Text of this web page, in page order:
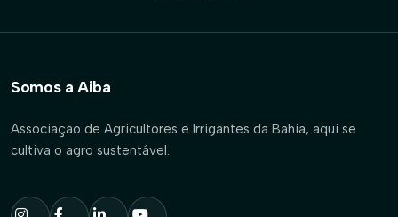
Somos a Aiba
Associação de Agricultores e Irrigantes da Bahia, aqui se
cultiva o agro sustentável.